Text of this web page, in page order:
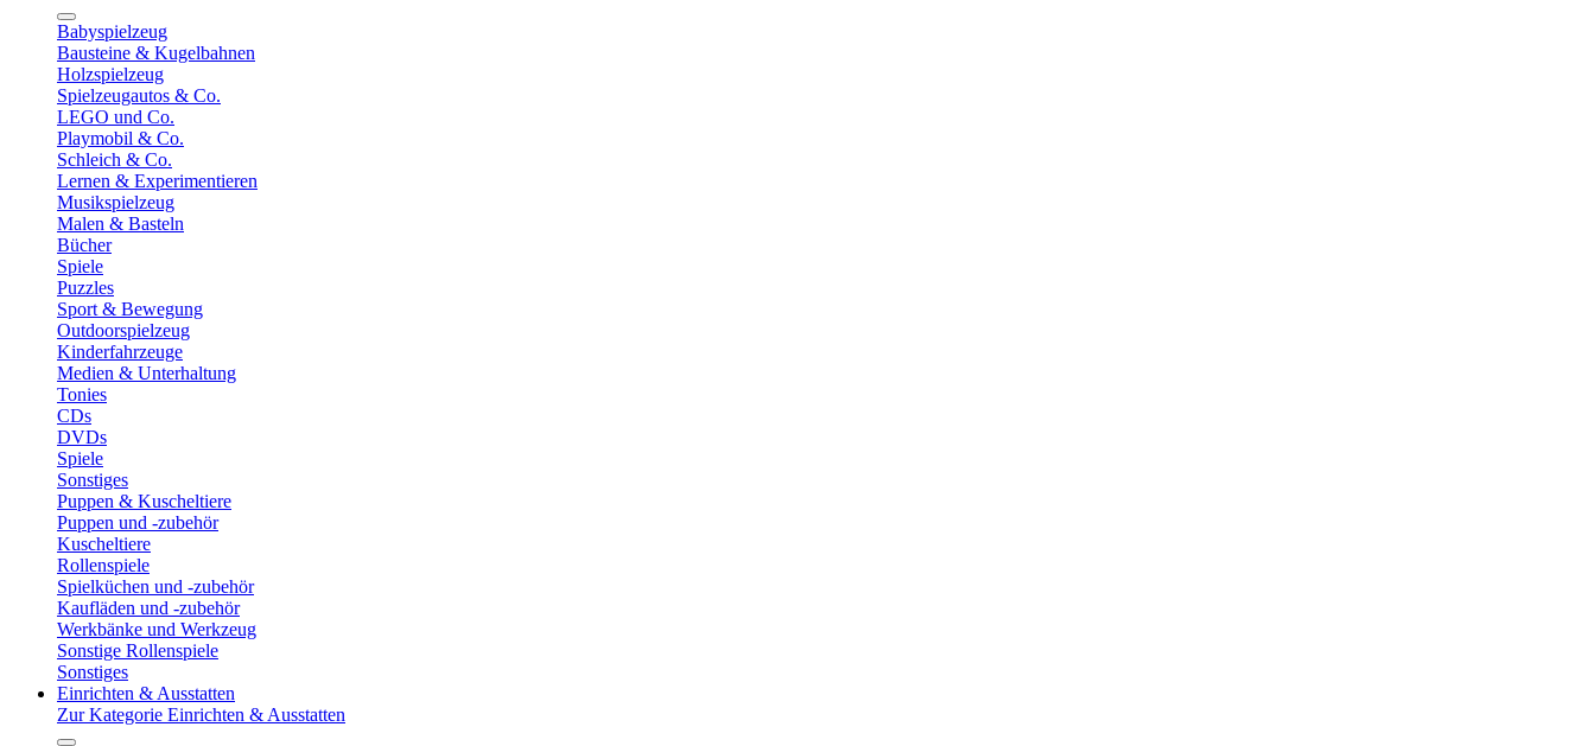
Babyspielzeug
Bausteine & Kugelbahnen
Holzspielzeug
Spielzeugautos & Co.
LEGO und Co.
Playmobil & Co.
Schleich & Co.
Lernen & Experimentieren
Musikspielzeug
Malen & Basteln
Bücher
Spiele
Puzzles
Sport & Bewegung
Outdoorspielzeug
Kinderfahrzeuge
Medien & Unterhaltung
Tonies
CDs
DVDs
Spiele
Sonstiges
Puppen & Kuscheltiere
Puppen und -zubehör
Kuscheltiere
Rollenspiele
Spielküchen und -zubehör
Kaufläden und -zubehör
Werkbänke und Werkzeug
Sonstige Rollenspiele
Sonstiges
Einrichten & Ausstatten
Zur Kategorie Einrichten & Ausstatten